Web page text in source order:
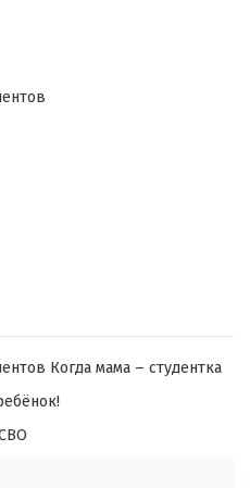
Когда мама – студентка